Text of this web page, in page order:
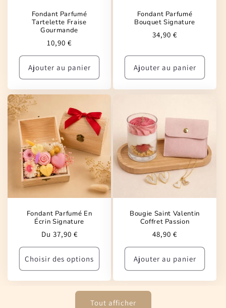
Fondant Parfumé
Tartelette Fraise
Gourmande
Prix
habituel
10,90 €
Ajouter au panier
Fondant Parfumé
Bouquet Signature
Prix
34,90 €
Ajouter au panier
Fondant Parfumé En
Écrin Signature
Prix
habituel
Du 37,90 €
Choisir des options
Bougie Saint Valentin
Coffret Passion
Prix
habituel
48,90 €
Ajouter au panier
Tout afficher